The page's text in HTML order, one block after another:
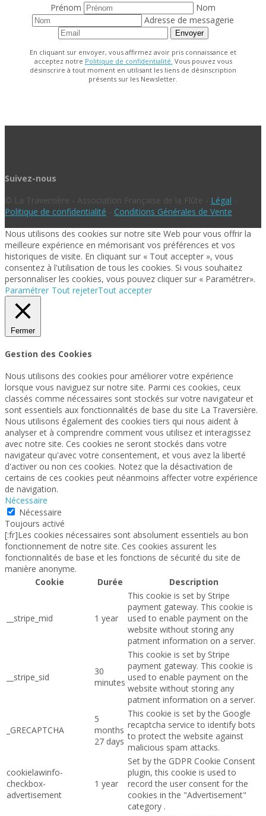
Prénom
Nom
Adresse de messagerie
Envoyer
En cliquant sur envoyer, vous affirmez avoir pris connaissance et
acceptez notre Politique de confidentialité. Vous pouvez vous
désinscrire à tout moment en utilisant les liens de désinscription
présents sur les Newsletter.
Suivez-nous
© La Traversière - Association Française de la Flûte - Légal -
Politique de confidentialité - Conditions Générales de Vente
Nous utilisons des cookies sur notre site Web pour vous offrir la
meilleure expérience en mémorisant vos préférences et vos
historiques de visite. En cliquant sur « Tout accepter », vous
consentez à l'utilisation de tous les cookies. Si vous souhaitez
personnaliser les cookies, vous pouvez cliquer sur « Paramétrer».
Paramétrer Tout rejeterTout accepter
Fermer
Gestion des Cookies
Nous utilisons des cookies pour améliorer votre expérience
lorsque vous naviguez sur notre site. Parmi ces cookies, ceux
classés comme nécessaires sont stockés sur votre navigateur et
sont essentiels aux fonctionnalités de base du site La Traversière.
Nous utilisons également des cookies tiers qui nous aident à
analyser et à comprendre comment vous utilisez et interagissez
avec notre site. Ces cookies ne seront stockés dans votre
navigateur qu'avec votre consentement, et vous avez la liberté
d'activer ou non ces cookies. Notez que la désactivation de
certains de ces cookies peut néanmoins affecter votre expérience
de navigation.
Nécessaire
Nécessaire
Toujours activé
[:fr]Les cookies nécessaires sont absolument essentiels au bon
fonctionnement de notre site. Ces cookies assurent les
fonctionnalités de base et les fonctions de sécurité du site de
manière anonyme.
Cookie
Durée Description
__stripe_mid 1 year
This cookie is set by Stripe
payment gateway. This cookie is
used to enable payment on the
website without storing any
patment information on a server.
__stripe_sid
30
minutes
This cookie is set by Stripe
payment gateway. This cookie is
used to enable payment on the
website without storing any
patment information on a server.
_GRECAPTCHA
5
months
27 days
This cookie is set by the Google
recaptcha service to identify bots
to protect the website against
malicious spam attacks.
cookielawinfo-
checkbox-
advertisement
1 year
Set by the GDPR Cookie Consent
plugin, this cookie is used to
record the user consent for the
cookies in the "Advertisement"
category .